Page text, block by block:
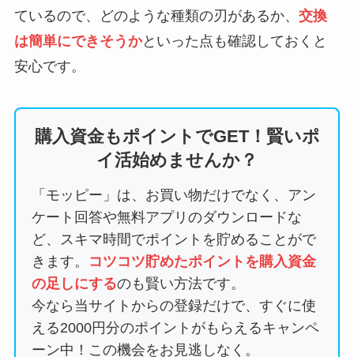
ているので、どのような種類の刃があるか、 交換
は簡単にできそうかといった点も確認しておくと
安心です。
購入資金もポイントでGET！賢いポ
イ活始めませんか？
「モッピー」は、お買い物だけでなく、アン
ケート回答や無料アプリのダウンロードな
ど、スキマ時間でポイントを貯めることがで
きます。
コツコツ貯めたポイントを購入資金
の足しにするのも賢い方法です。
今なら当サイトからの登録だけで、すぐに使
える2000円分のポイントがもらえるキャンペ
ーン中！この機会をお見逃しなく。